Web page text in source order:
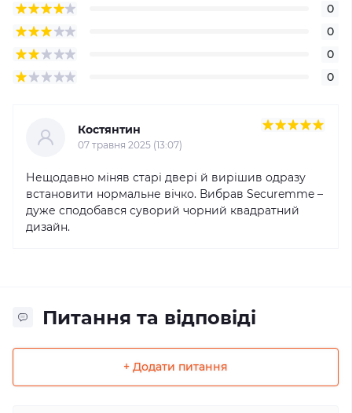
0
0
0
0
Костянтин
07 травня 2025 (13:07)
Нещодавно міняв старі двері й вирішив одразу
встановити нормальне вічко. Вибрав Securemme –
дуже сподобався суворий чорний квадратний
дизайн.
Питання та відповіді
+ Додати питання